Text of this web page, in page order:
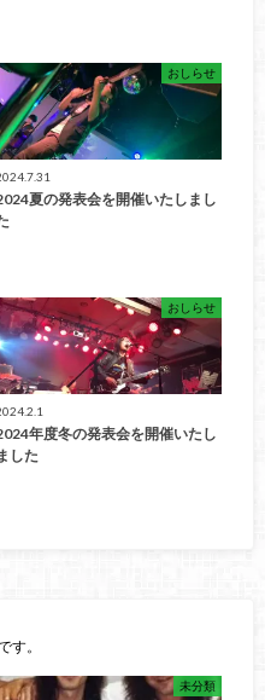
おしらせ
夏の発表会を開催いたしまし
おしらせ
年度冬の発表会を開催いたし
した
す。
未分類